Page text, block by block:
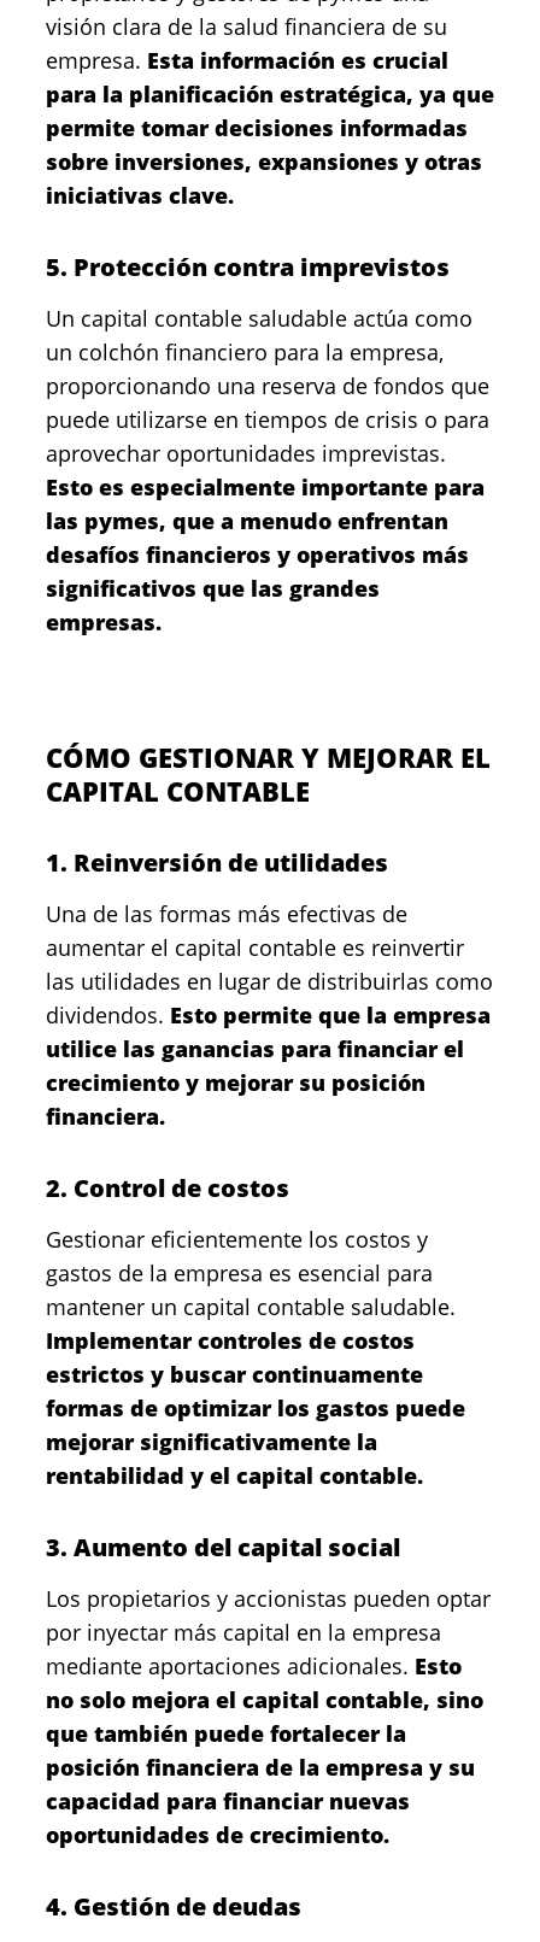
visión clara de la salud financiera de su
empresa. Esta información es crucial
para la planificación estratégica, ya que
permite tomar decisiones informadas
sobre inversiones, expansiones y otras
iniciativas clave.
5. Protección contra imprevistos
Un capital contable saludable actúa como
un colchón financiero para la empresa,
proporcionando una reserva de fondos que
puede utilizarse en tiempos de crisis o para
aprovechar oportunidades imprevistas.
Esto es especialmente importante para
las pymes, que a menudo enfrentan
desafíos financieros y operativos más
significativos que las grandes
empresas.
CÓMO GESTIONAR Y MEJORAR EL
CAPITAL CONTABLE
1. Reinversión de utilidades
Una de las formas más efectivas de
aumentar el capital contable es reinvertir
las utilidades en lugar de distribuirlas como
dividendos. Esto permite que la empresa
utilice las ganancias para financiar el
crecimiento y mejorar su posición
financiera.
2. Control de costos
Gestionar eficientemente los costos y
gastos de la empresa es esencial para
mantener un capital contable saludable.
Implementar controles de costos
estrictos y buscar continuamente
formas de optimizar los gastos puede
mejorar significativamente la
rentabilidad y el capital contable.
3. Aumento del capital social
Los propietarios y accionistas pueden optar
por inyectar más capital en la empresa
mediante aportaciones adicionales. Esto
no solo mejora el capital contable, sino
que también puede fortalecer la
posición financiera de la empresa y su
capacidad para financiar nuevas
oportunidades de crecimiento.
4. Gestión de deudas